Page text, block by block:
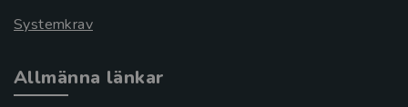
Systemkrav
Allmänna länkar